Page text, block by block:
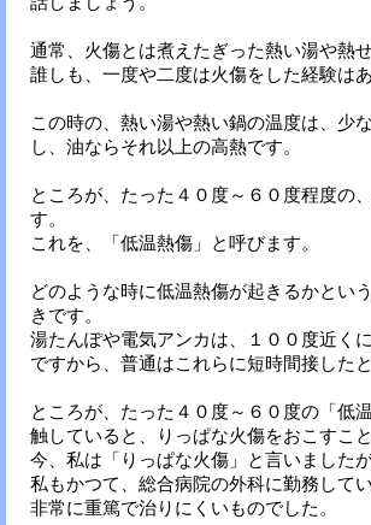
通常、火傷とは煮えたぎった熱い湯や熱
誰しも、一度や二度は火傷をした経験は
この時の、熱い湯や熱い鍋の温度は、少
し、油ならそれ以上の高熱です。
ところが、たった４０度～６０度程度の
す。
これを、「低温熱傷」と呼びます。
どのような時に低温熱傷が起きるかとい
きです。
湯たんぽや電気アンカは、１００度近く
ですから、普通はこれらに短時間接した
ところが、たった４０度～６０度の「低
触していると、りっぱな火傷をおこすこ
今、私は「りっぱな火傷」と言いました
私もかつて、総合病院の外科に勤務して
非常に重篤で治りにくいものでした。